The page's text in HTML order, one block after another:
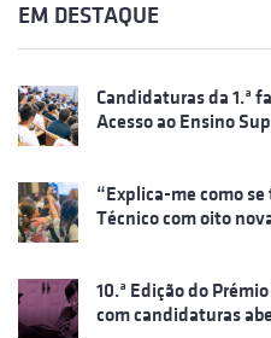
EM DESTAQUE
Candidaturas da 1.ª
Acesso ao Ensino
“Explica-me como se
Técnico com oito
10.ª Edição do
com candidaturas